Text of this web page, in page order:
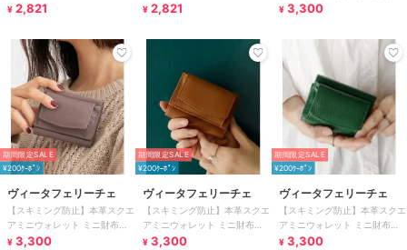
¥ 2,821
¥ 2,821
【aroco/アロコ】
¥ 3,300
期間限定SALE
¥200ｸｰﾎﾟﾝ
ヴィータフェリーチェ
【スキミング防止】本革スクエ
アミニウォレット ミニ財布
【aroco/アロコ】
¥ 3,300
期間限定SALE
¥200ｸｰﾎﾟﾝ
ヴィータフェリーチェ
【スキミング防止】本革スクエ
アミニウォレット ミニ財布
【aroco/アロコ】
¥ 3,300
期間限定SALE
¥200ｸｰﾎﾟﾝ
ヴィータフェリーチェ
【スキミング防止】本革スクエ
アミニウォレット ミニ財布
【aroco/アロコ】
¥ 3,300